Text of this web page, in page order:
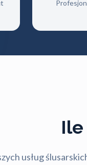
Ile
usług